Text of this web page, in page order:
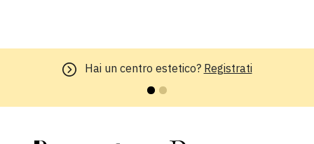
Hai un centro estetico? Registrati